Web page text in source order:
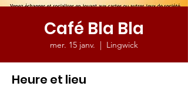
Café Bla Bla
mer. 15 janv.
  |
Lingwick
Heure et lieu